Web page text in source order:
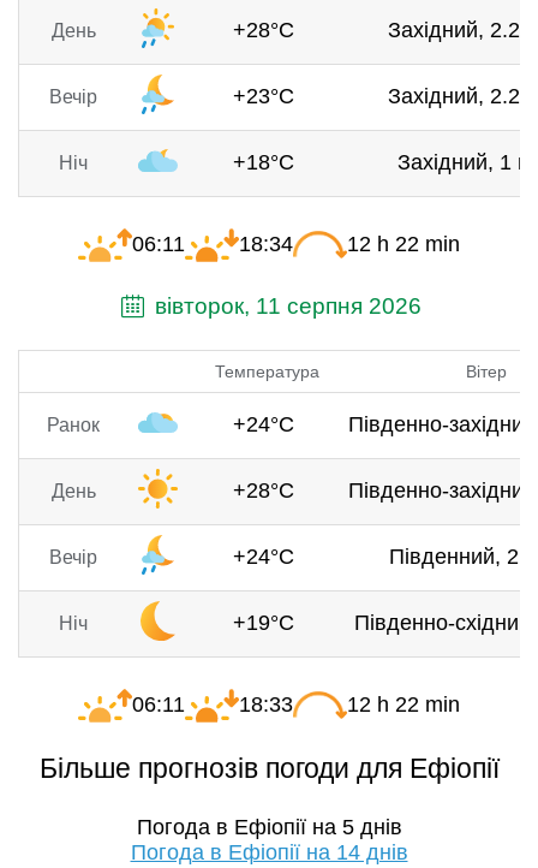
День +28°C Західний, 2.2
Вечір +23°C Західний, 2.2
Ніч +18°C Західний, 1
06:11 18:34 12 h 22 min
вівторок, 11 серпня 2026
Температура Вітер
Ранок +24°C Південно-
День +28°C Південно-
Вечір +24°C Південний,
Ніч +19°C Південно-
06:11 18:33 12 h 22 min
Більше прогнозів погоди для Ефіопії
Погода в Ефіопії на 5 днів
Погода в Ефіопії на 14 днів